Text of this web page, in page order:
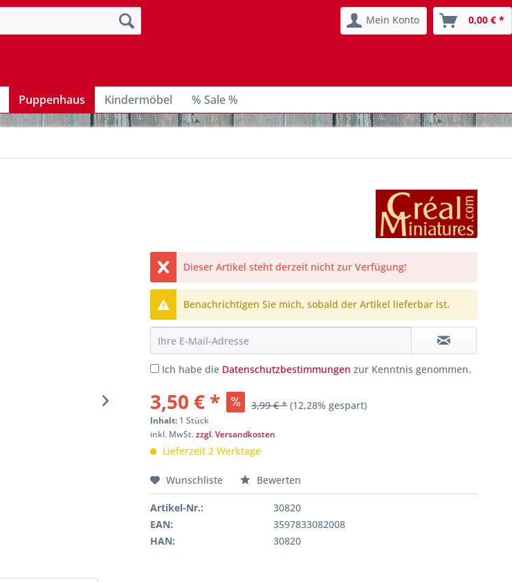
Mein Konto 0,00 € *
Puppenhaus Kindermöbel % Sale %
Dieser Artikel steht derzeit nicht zur Verfügung!
Benachrichtigen Sie mich, sobald der Artikel lieferbar ist.
Ich habe die Datenschutzbestimmungen zur Kenntnis genommen.
3,50 € * 3,99 € * (12,28% gespart)
Inhalt: 1 Stück
inkl. MwSt.zzgl. Versandkosten
Lieferzeit 2 Werktage
Wunschliste Bewerten
Artikel-Nr.:
30820
EAN:
3597833082008
HAN:
30820